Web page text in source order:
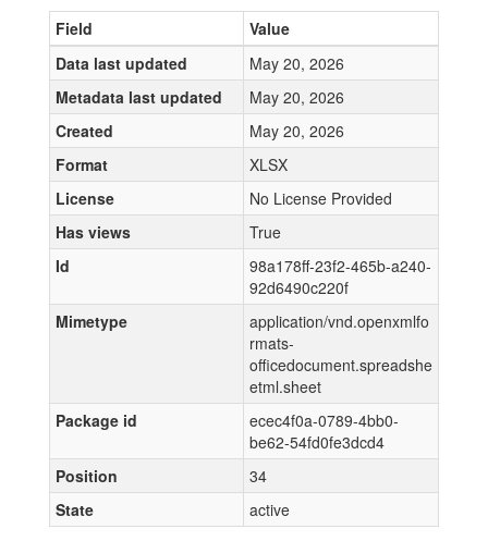
Field
Value
Data last updated
May 20, 2026
Metadata last updated
May 20, 2026
Created
May 20, 2026
Format
XLSX
License
No License Provided
Has views
True
Id
98a178ff-23f2-465b-a240-
92d6490c220f
Mimetype
application/vnd.openxmlfo
rmats-
officedocument.spreadshe
etml.sheet
Package id
ecec4f0a-0789-4bb0-
be62-54fd0fe3dcd4
Position
34
State
active